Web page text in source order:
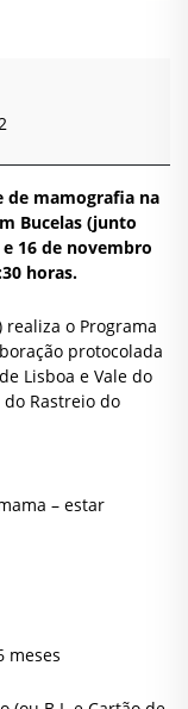
de mamografia na
Bucelas (junto
16 de novembro
horas.
realiza o Programa
protocolada
Lisboa e Vale do
Rastreio do
– estar
meses